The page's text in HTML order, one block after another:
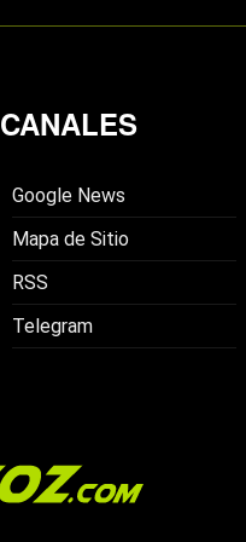
CANALES
Google News
Mapa de Sitio
RSS
Telegram